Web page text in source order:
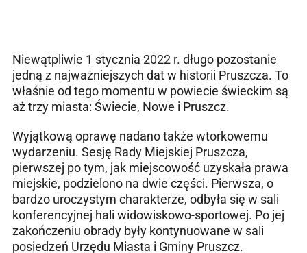
Niewątpliwie 1 stycznia 2022 r. długo pozostanie
jedną z najważniejszych dat w historii Pruszcza. To
właśnie od tego momentu w powiecie świeckim są
aż trzy miasta: Świecie, Nowe i Pruszcz.
Wyjątkową oprawę nadano także wtorkowemu
wydarzeniu. Sesję Rady Miejskiej Pruszcza,
pierwszej po tym, jak miejscowość uzyskała prawa
miejskie, podzielono na dwie części. Pierwsza, o
bardzo uroczystym charakterze, odbyła się w sali
konferencyjnej hali widowiskowo-sportowej. Po jej
zakończeniu obrady były kontynuowane w sali
posiedzeń Urzędu Miasta i Gminy Pruszcz.